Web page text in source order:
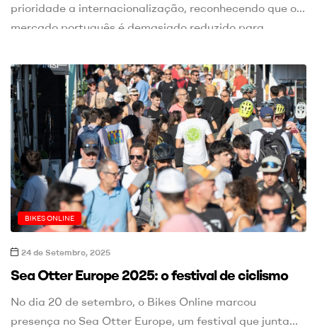
prioridade a internacionalização, reconhecendo que o
mercado português é demasiado reduzido para
especializado nesta área. Uma simples comparação
com Espanha evidencia essa diferença: em 2025
existiam mais de 3.100 lojas de bicicletas no mercado
espanhol, face a cerca de 170 […]
BIKES ONLINE
24 de Setembro, 2025
Sea Otter Europe 2025: o festival de ciclismo
No dia 20 de setembro, o Bikes Online marcou
presença no Sea Otter Europe, um festival que junta